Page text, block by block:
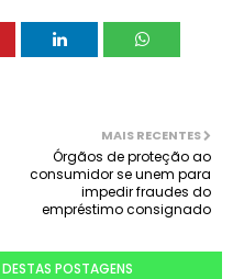
MAIS RECENTES
Órgãos de proteção ao
consumidor se unem para
impedir fraudes do
empréstimo consignado
POSTAGENS